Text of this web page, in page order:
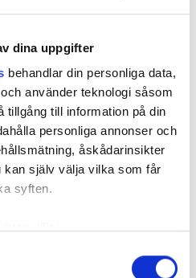
dina uppgifter
behandlar din personliga data,
använder teknologi såsom
tillgång till information på din
personliga annonser och
åskådarinsikter
själv välja vilka som får
syften.
på upp till flera meter
vatten läckt från den trasiga
upp hyreskontraktet
inte iakttagit sin så
Eftersom han inte gick med
i Malmö pröva